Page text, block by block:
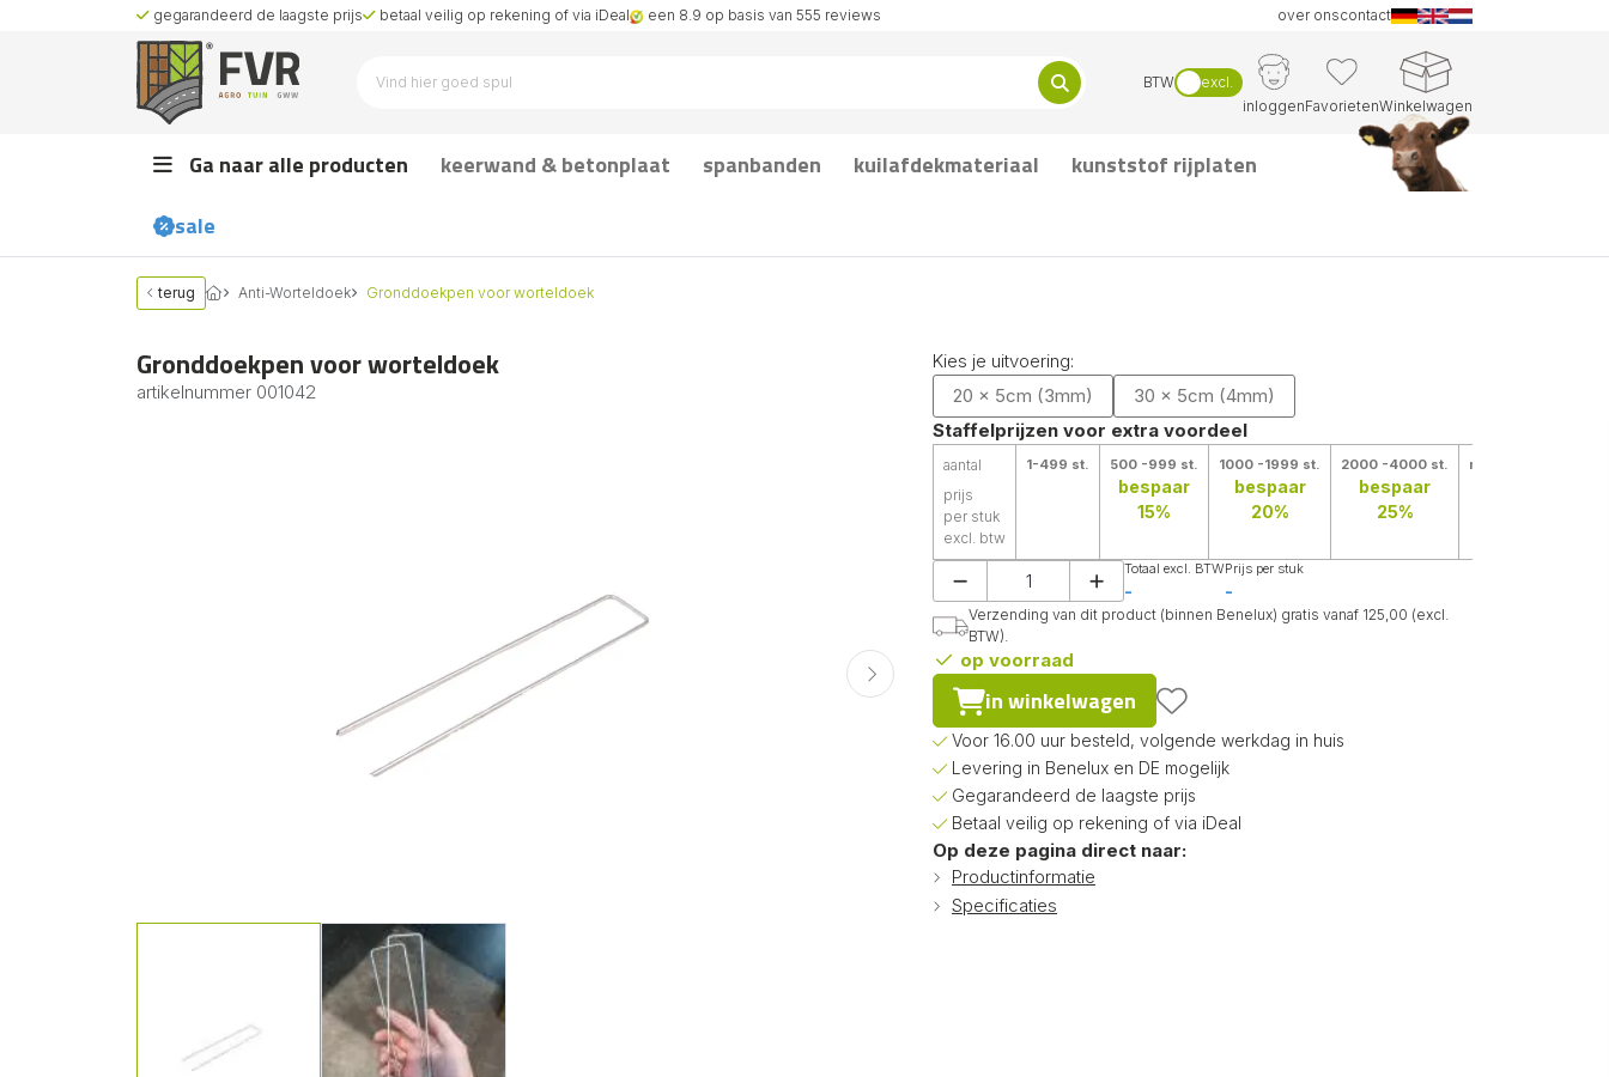
gegarandeerd de laagste prijs betaal veilig op rekening of via iDeal een 8.9 op basis van 555 reviews over onscontact
BTW
excl.
inloggenFavorietenWinkelwagen
Ga naar alle producten keerwand & betonplaat spanbanden kuilafdekmateriaal
kunststof rijplaten
sale
terug Anti-Worteldoek Gronddoekpen voor worteldoek
Gronddoekpen voor worteldoek
artikelnummer 001042
Kies je uitvoering:
20 x 5cm (3mm)
30 x 5cm (4mm)
Staffelprijzen voor extra voordeel
aantal
prijs
per stuk
excl. btw
1-499 st. 500 -999 st.
bespaar
15%
1000 -1999 st.
bespaar
20%
2000 -4000 st.
bespaar
25%
meer stuks
Totaal excl. BTW
-
Prijs per stuk
-
Verzending van dit product (binnen Benelux) gratis vanaf 125,00 (excl.
BTW).
op voorraad
in winkelwagen
Voor 16.00 uur besteld, volgende werkdag in huis
Levering in Benelux en DE mogelijk
Gegarandeerd de laagste prijs
Betaal veilig op rekening of via iDeal
Op deze pagina direct naar:
Productinformatie
Specificaties